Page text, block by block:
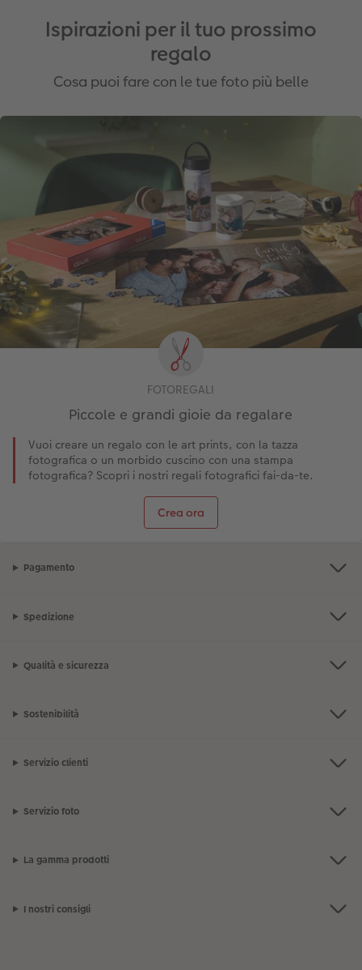
Ispirazioni per il tuo prossimo
regalo
Cosa puoi fare con le tue foto più belle
FOTOREGALI
Piccole e grandi gioie da regalare
Vuoi creare un regalo con le art prints, con la tazza
fotografica o un morbido cuscino con una stampa
fotografica? Scopri i nostri regali fotografici fai-da-te.
Crea ora
Pagamento
Spedizione
Qualità e sicurezza
Sostenibilità
Servizio clienti
Servizio foto
La gamma prodotti
I nostri consigli